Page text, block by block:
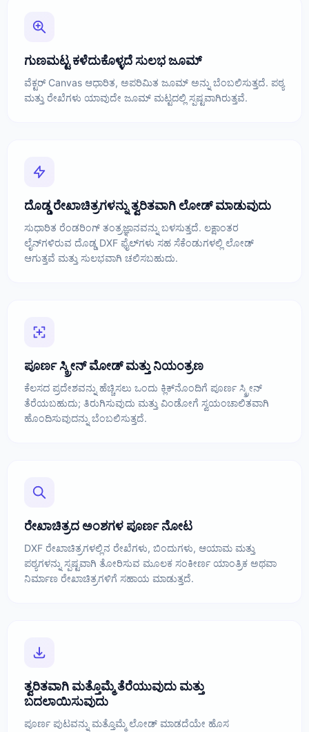
ಗುಣಮಟ್ಟ ಕಳೆದುಕೊಳ್ಳದೆ ಸುಲಭ ಜೂಮ್
ವೆಕ್ಟರ್ Canvas ಆಧಾರಿತ, ಅಪರಿಮಿತ ಜೂಮ್ ಅನ್ನು ಬೆಂಬಲಿಸುತ್ತದೆ. ಪಠ್ಯ
ಮತ್ತು ರೇಖೆಗಳು ಯಾವುದೇ ಜೂಮ್ ಮಟ್ಟದಲ್ಲಿ ಸ್ಪಷ್ಟವಾಗಿರುತ್ತವೆ.
ದೊಡ್ಡ ರೇಖಾಚಿತ್ರಗಳನ್ನು ತ್ವರಿತವಾಗಿ ಲೋಡ್ ಮಾಡುವುದು
ಸುಧಾರಿತ ರೆಂಡರಿಂಗ್ ತಂತ್ರಜ್ಞಾನವನ್ನು ಬಳಸುತ್ತದೆ. ಲಕ್ಷಾಂತರ
ಲೈನ್‌ಗಳಿರುವ ದೊಡ್ಡ DXF ಫೈಲ್‌ಗಳು ಸಹ ಸೆಕೆಂಡುಗಳಲ್ಲಿ ಲೋಡ್
ಆಗುತ್ತವೆ ಮತ್ತು ಸುಲಭವಾಗಿ ಚಲಿಸಬಹುದು.
ಪೂರ್ಣ ಸ್ಕ್ರೀನ್ ಮೋಡ್ ಮತ್ತು ನಿಯಂತ್ರಣ
ಕೆಲಸದ ಪ್ರದೇಶವನ್ನು ಹೆಚ್ಚಿಸಲು ಒಂದು ಕ್ಲಿಕ್‌ನೊಂದಿಗೆ ಪೂರ್ಣ ಸ್ಕ್ರೀನ್
ತೆರೆಯಬಹುದು; ತಿರುಗಿಸುವುದು ಮತ್ತು ವಿಂಡೋಗೆ ಸ್ವಯಂಚಾಲಿತವಾಗಿ
ಹೊಂದಿಸುವುದನ್ನು ಬೆಂಬಲಿಸುತ್ತದೆ.
ರೇಖಾಚಿತ್ರದ ಅಂಶಗಳ ಪೂರ್ಣ ನೋಟ
DXF ರೇಖಾಚಿತ್ರಗಳಲ್ಲಿನ ರೇಖೆಗಳು, ಬಿಂದುಗಳು, ಆಯಾಮ ಮತ್ತು
ಪಠ್ಯಗಳನ್ನು ಸ್ಪಷ್ಟವಾಗಿ ತೋರಿಸುವ ಮೂಲಕ ಸಂಕೀರ್ಣ ಯಾಂತ್ರಿಕ ಅಥವಾ
ನಿರ್ಮಾಣ ರೇಖಾಚಿತ್ರಗಳಿಗೆ ಸಹಾಯ ಮಾಡುತ್ತದೆ.
ತ್ವರಿತವಾಗಿ ಮತ್ತೊಮ್ಮೆ ತೆರೆಯುವುದು ಮತ್ತು
ಬದಲಾಯಿಸುವುದು
ಪೂರ್ಣ ಪುಟವನ್ನು ಮತ್ತೊಮ್ಮೆ ಲೋಡ್ ಮಾಡದೆಯೇ ಹೊಸ